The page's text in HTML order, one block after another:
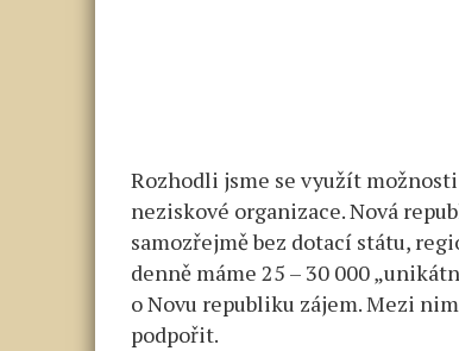
Rozhodli jsme se využít
neziskové organizace. Nová
samozřejmě bez dotací státu,
denně máme 25 – 30 000
o Novu republiku zájem. Mezi
podpořit.